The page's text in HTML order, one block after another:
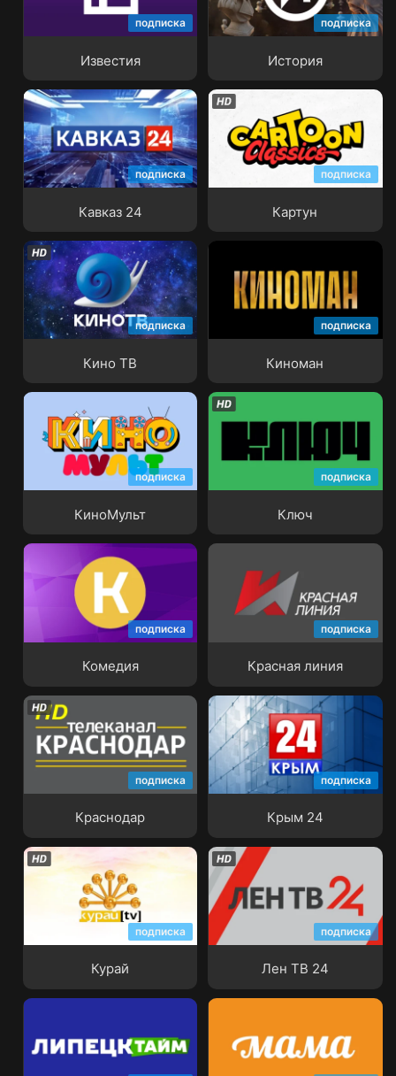
подписка
Известия
подписка
История
История
подписка
Кавказ 24
Кавказ 24
подписка
Картун
подписка
Кино ТВ
Кино ТВ
подписка
Киноман
подписка
КиноМульт
КиноМульт
подписка
Ключ
подписка
Комедия
подписка
Красная линия
подписка
Краснодар
подписка
Крым 24
Крым 24
подписка
Курай
подписка
Лен ТВ 24
Лен ТВ 24